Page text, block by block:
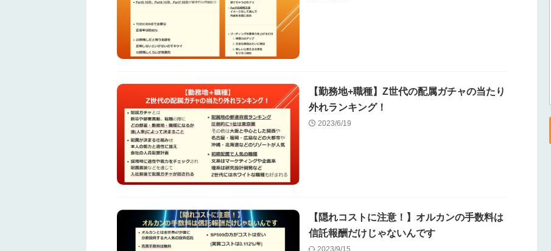
【勤務地+職種】Z世代の配属ガチャの当たり
外れランキング！
2023/6/19
【隠れコストに注意！】オルカンの手数料は
信託報酬だけじゃないんです
2023/9/15